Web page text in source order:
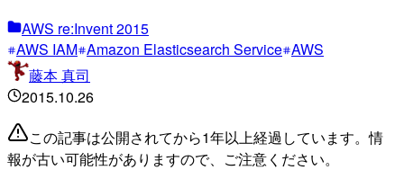
AWS re:Invent 2015
AWS IAM Amazon Elasticsearch Service AWS
藤本 真司
2015.10.26
この記事は公開されてから1年以上経過しています。情
報が古い可能性がありますので、ご注意ください。